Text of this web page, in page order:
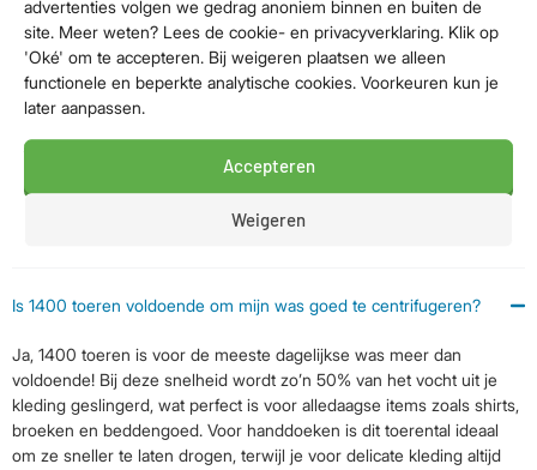
advertenties volgen we gedrag anoniem binnen en buiten de
site. Meer weten? Lees de cookie- en privacyverklaring. Klik op
'Oké' om te accepteren. Bij weigeren plaatsen we alleen
functionele en beperkte analytische cookies. Voorkeuren kun je
later aanpassen.
Accepteren
Weigeren
beschermen.
Voor welk huishouden is een wasmachine van 7 kg geschikt?
Kan ik met een 7 kg wasmachine ook een dekbed wassen?
Zijn wasmachines met 1400 toeren energiezuinig?
Is 1400 toeren voldoende om mijn was goed te centrifugeren?
Ja, 1400 toeren is voor de meeste dagelijkse was meer dan
voldoende! Bij deze snelheid wordt zo’n 50% van het vocht uit je
kleding geslingerd, wat perfect is voor alledaagse items zoals shirts,
broeken en beddengoed. Voor handdoeken is dit toerental ideaal
om ze sneller te laten drogen, terwijl je voor delicate kleding altijd